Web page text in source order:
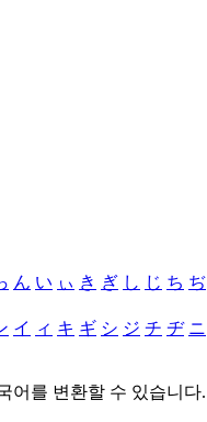
ん い ぃ き ぎ し じ ち ぢ
イ ィ キ ギ シ ジ チ ヂ ニ
어를 변환할 수 있습니다.